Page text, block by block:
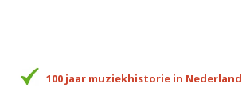
100 jaar muziekhistorie in Nederland